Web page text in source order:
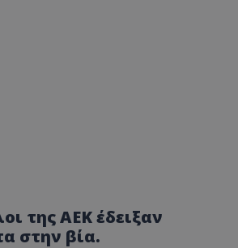
της ΑΕΚ έδειξαν
στην βία.